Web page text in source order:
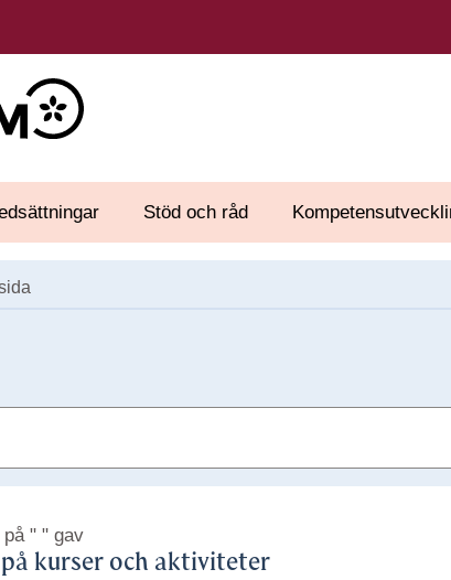
Stöd och råd
på " " gav
kurser och aktiviteter